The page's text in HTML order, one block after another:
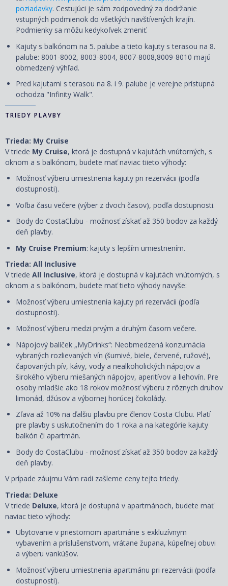
poziadavky. Cestujúci je sám zodpovedný za dodržanie
vstupných podmienok do všetkých navštívených krajín.
Podmienky sa môžu kedykoľvek zmeniť.
Kajuty s balkónom na 5. palube a tieto kajuty s terasou na 8.
palube: 8001-8002, 8003-8004, 8007-8008,8009-8010 majú
obmedzený výhľad.
Pred kajutami s terasou na 8. i 9. palube je verejne prístupná
ochodza "Infinity Walk".
TRIEDY PLAVBY
Trieda: My Cruise
V triede My Cruise, ktorá je dostupná v kajutách vnútorných, s
oknom a s balkónom, budete mať naviac tiieto výhody:
Možnosť výberu umiestnenia kajuty pri rezervácii (podľa
dostupnosti).
Voľba času večere (výber z dvoch časov), podľa dostupnosti.
Body do CostaClubu - možnosť získať až 350 bodov za každý
deň plavby.
My Cruise Premium: kajuty s lepším umiestnením.
Trieda: All Inclusive
V triede All Inclusive, ktorá je dostupná v kajutách vnútorných, s
oknom a s balkónom, budete mať tieto výhody navyše:
Možnosť výberu umiestnenia kajuty pri rezervácii (podľa
dostupnosti).
Možnosť výberu medzi prvým a druhým časom večere.
Nápojový balíček „MyDrinks“: Neobmedzená konzumácia
vybraných rozlievaných vín (šumivé, biele, červené, ružové),
čapovaných pív, kávy, vody a nealkoholických nápojov a
širokého výberu miešaných nápojov, aperitívov a liehovín. Pre
osoby mladšie ako 18 rokov možnosť výberu z rôznych druhov
limonád, džúsov a výbornej horúcej čokolády.
Zľava až 10% na ďalšiu plavbu pre členov Costa Clubu. Platí
pre plavby s uskutočnením do 1 roka a na kategórie kajuty
balkón či apartmán.
Body do CostaClubu - možnosť získať až 350 bodov za každý
deň plavby.
V prípade záujmu Vám radi zašleme ceny tejto triedy.
Trieda: Deluxe
V triede Deluxe, ktorá je dostupná v apartmánoch, budete mať
naviac tieto výhody:
Ubytovanie v priestornom apartmáne s exkluzívnym
vybavením a príslušenstvom, vrátane župana, kúpeľnej obuvi
a výberu vankúšov.
Možnosť výberu umiestnenia apartmánu pri rezervácii (podľa
dostupnosti).